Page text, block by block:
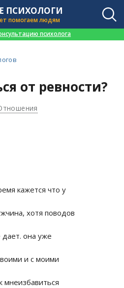
ПСИХОЛОГИ
помогаем людям
психолога
от ревности?
кажется что у
хотя поводов
она уже
и с моими
мнеизбавиться